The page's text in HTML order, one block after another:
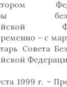
– с
Совета
1999 г. –